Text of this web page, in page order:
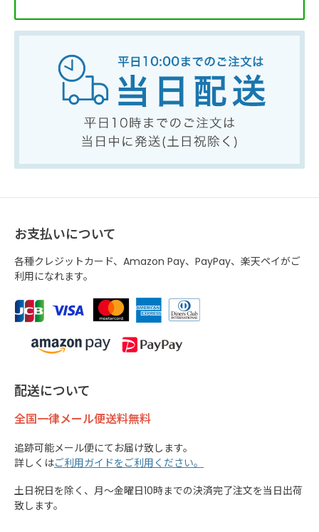
お支払いについて
各種クレジットカード、Amazon Pay、PayPay、楽天ペイがご
利用になれます。
配送について
全国一律メール便送料無料
追跡可能メール便にてお届け致します。
詳しくはご利用ガイドをご利用ください。
土日祝日を除く、月～金曜日10時までの決済完了注文を当日出荷
致します。